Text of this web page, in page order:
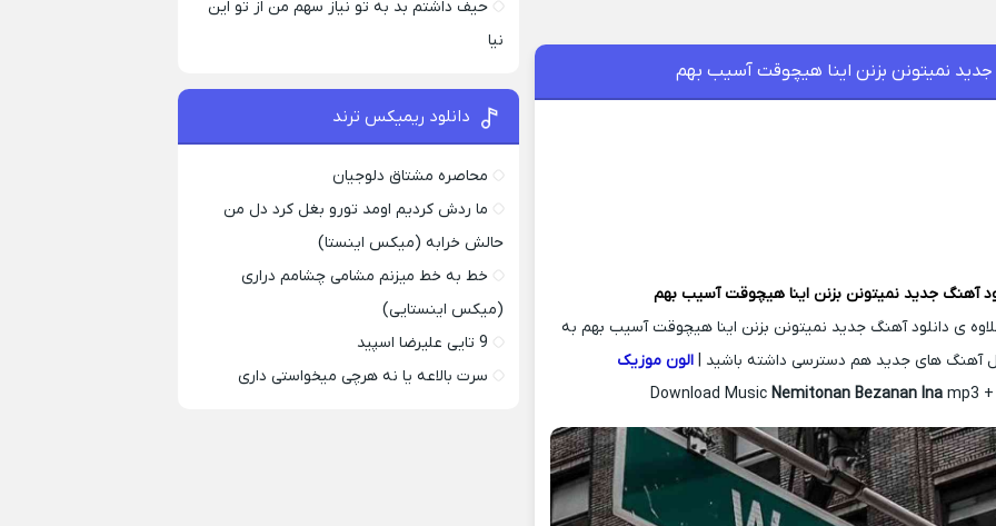
جدید نمیتونن بزنن اینا هیچوقت آسیب بهم
آهنگ جدیدنمیتونن بزنن اینا هیچوقت آسیب بهم
ی دانلود آهنگ جدید نمیتونن بزنن اینا هیچوقت آسیب بهم به
آهنگ های جدید هم دسترسی داشته باشید |الون موزیک
Download Music Nemitonan Bezanan Ina mp3
حیف داشتم بد به تو نیاز سهم من از تو این
نیا
دانلود ریمیکس ترند
محاصره مشتاق دلوجیان
ما ردش کردیم اومد تورو بغل کرد دل من
حالش خرابه (میکس اینستا)
خط به خط میزنم مشامی چشامم دراری
(میکس اینستایی)
9 تایی علیرضا اسپید
سرت بالاعه یا نه هرچی میخواستی داری